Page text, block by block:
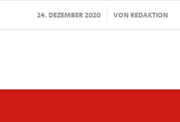
24. DEZEMBER 2020
/ VONREDAKTION